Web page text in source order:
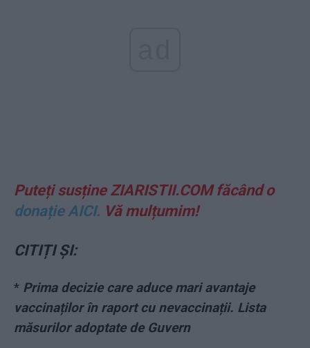
Puteți susține ZIARISTII.COM făcând o
donație AICI. Vă mulțumim!
CITIȚI ȘI:
* Prima decizie care aduce mari avantaje
vaccinaților în raport cu nevaccinații. Lista
măsurilor adoptate de Guvern